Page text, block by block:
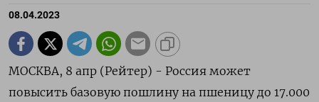
08.04.2023
МОСКВА, 8 апр (Рейтер) - Россия может
повысить базовую пошлину на пшеницу до 17.000